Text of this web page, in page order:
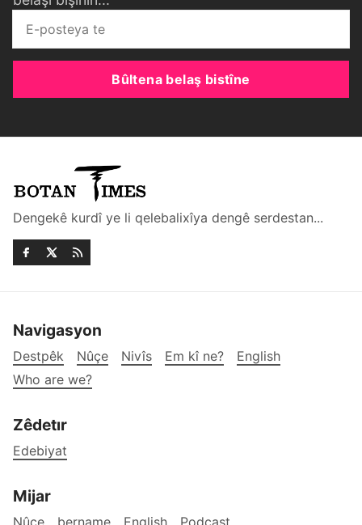
Bûltena belaş bistîne
Dengekê kurdî ye li qelebalixîya dengê serdestan...
Navigasyon
Destpêk Nûçe Nivîs Em kî ne?
English
Who are we?
Zêdetır
Edebiyat
Mijar
Nûçe bername English Podcast